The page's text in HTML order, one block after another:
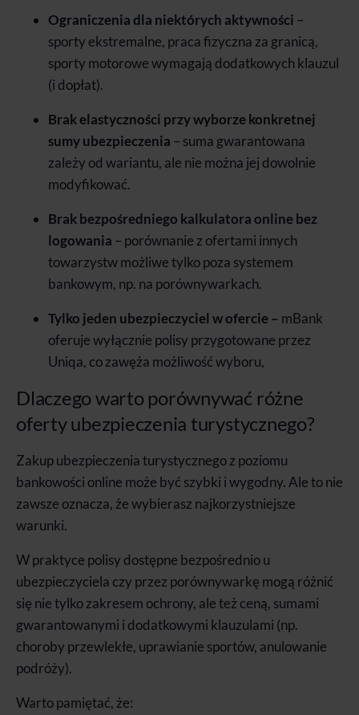
Ograniczenia dla niektórych aktywności –
sporty ekstremalne, praca fizyczna za granicą,
sporty motorowe wymagają dodatkowych klauzul
(i dopłat).
Brak elastyczności przy wyborze konkretnej
sumy ubezpieczenia – suma gwarantowana
zależy od wariantu, ale nie można jej dowolnie
modyfikować.
Brak bezpośredniego kalkulatora online bez
logowania – porównanie z ofertami innych
towarzystw możliwe tylko poza systemem
bankowym, np. na porównywarkach.
Tylko jeden ubezpieczyciel w ofercie – mBank
oferuje wyłącznie polisy przygotowane przez
Uniqa, co zawęża możliwość wyboru,
Dlaczego warto porównywać różne
oferty ubezpieczenia turystycznego?
Zakup ubezpieczenia turystycznego z poziomu
bankowości online może być szybki i wygodny. Ale to nie
zawsze oznacza, że wybierasz najkorzystniejsze
warunki.
W praktyce polisy dostępne bezpośrednio u
ubezpieczyciela czy przez porównywarkę mogą różnić
się nie tylko zakresem ochrony, ale też ceną, sumami
gwarantowanymi i dodatkowymi klauzulami (np.
choroby przewlekłe, uprawianie sportów, anulowanie
podróży).
Warto pamiętać, że: